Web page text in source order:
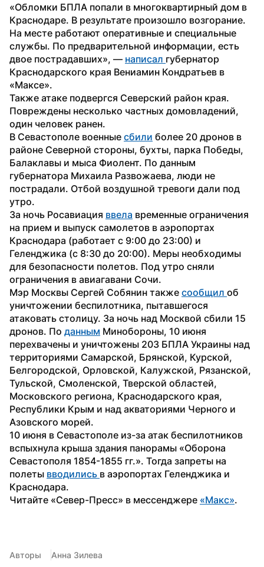
«Обломки БПЛА попали в многоквартирный дом в
Краснодаре. В результате произошло возгорание.
На месте работают оперативные и специальные
службы. По предварительной информации, есть
двое пострадавших», — написал губернатор
Краснодарского края Вениамин Кондратьев в
«Максе».
Также атаке подвергся Северский район края.
Повреждены несколько частных домовладений,
один человек ранен.
В Севастополе военные сбили более 20 дронов в
районе Северной стороны, бухты, парка Победы,
Балаклавы и мыса Фиолент. По данным
губернатора Михаила Развожаева, люди не
пострадали. Отбой воздушной тревоги дали под
утро.
За ночь Росавиация ввела временные ограничения
на прием и выпуск самолетов в аэропортах
Краснодара (работает с 9:00 до 23:00) и
Геленджика (с 8:30 до 20:00). Меры необходимы
для безопасности полетов. Под утро сняли
ограничения в авиагавани Сочи.
Мэр Москвы Сергей Собянин также сообщил об
уничтожении беспилотника, пытавшегося
атаковать столицу. За ночь над Москвой сбили 15
дронов. По данным Минобороны, 10 июня
перехвачены и уничтожены 203 БПЛА Украины над
территориями Самарской, Брянской, Курской,
Белгородской, Орловской, Калужской, Рязанской,
Тульской, Смоленской, Тверской областей,
Московского региона, Краснодарского края,
Республики Крым и над акваториями Черного и
Азовского морей.
10 июня в Севастополе из-за атак беспилотников
вспыхнула крыша здания панорамы «Оборона
Севастополя 1854-1855 гг.». Тогда запреты на
полеты вводились в аэропортах Геленджика и
Краснодара.
Читайте «Север-Пресс» в мессенджере «Макс».
Авторы Анна Зилева